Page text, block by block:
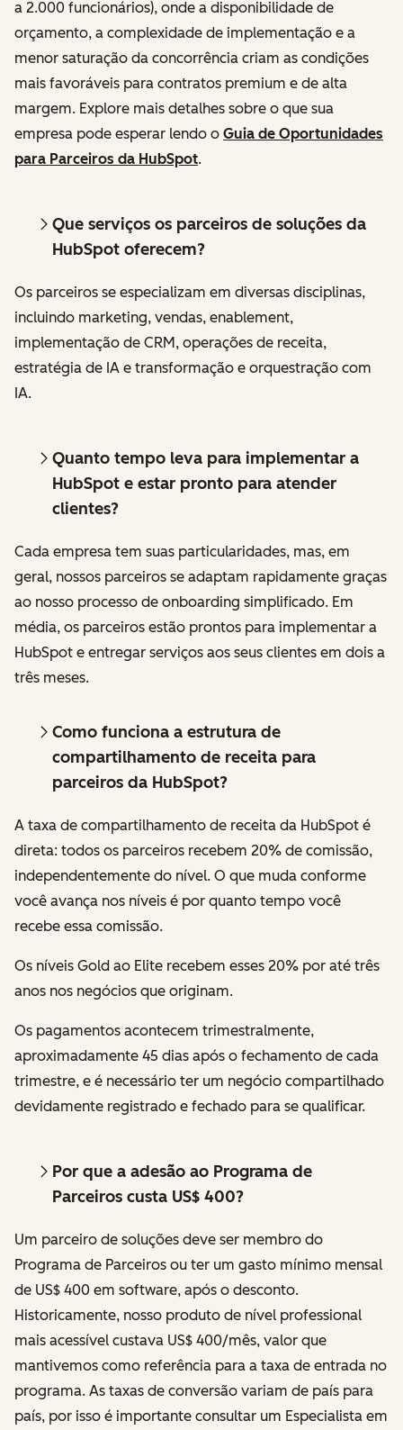
a 2.000 funcionários), onde a disponibilidade de
orçamento, a complexidade de implementação e a
menor saturação da concorrência criam as condições
mais favoráveis para contratos premium e de alta
margem. Explore mais detalhes sobre o que sua
empresa pode esperar lendo o Guia de Oportunidades
para Parceiros da HubSpot.
Que serviços os parceiros de soluções da
HubSpot oferecem?
Os parceiros se especializam em diversas disciplinas,
incluindo marketing, vendas, enablement,
implementação de CRM, operações de receita,
estratégia de IA e transformação e orquestração com
IA.
Quanto tempo leva para implementar a
HubSpot e estar pronto para atender
clientes?
Cada empresa tem suas particularidades, mas, em
geral, nossos parceiros se adaptam rapidamente graças
ao nosso processo de onboarding simplificado. Em
média, os parceiros estão prontos para implementar a
HubSpot e entregar serviços aos seus clientes em dois a
três meses.
Como funciona a estrutura de
compartilhamento de receita para
parceiros da HubSpot?
A taxa de compartilhamento de receita da HubSpot é
direta: todos os parceiros recebem 20% de comissão,
independentemente do nível. O que muda conforme
você avança nos níveis é por quanto tempo você
recebe essa comissão.
Os níveis Gold ao Elite recebem esses 20% por até três
anos nos negócios que originam.
Os pagamentos acontecem trimestralmente,
aproximadamente 45 dias após o fechamento de cada
trimestre, e é necessário ter um negócio compartilhado
devidamente registrado e fechado para se qualificar.
Por que a adesão ao Programa de
Parceiros custa US$ 400?
Um parceiro de soluções deve ser membro do
Programa de Parceiros ou ter um gasto mínimo mensal
de US$ 400 em software, após o desconto.
Historicamente, nosso produto de nível professional
mais acessível custava US$ 400/mês, valor que
mantivemos como referência para a taxa de entrada no
programa. As taxas de conversão variam de país para
país, por isso é importante consultar um Especialista em